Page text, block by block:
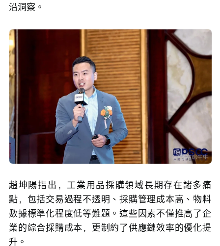
沿洞察。
趙坤陽指出，工業用品採購領域長期存在諸多痛
點，包括交易過程不透明、採購管理成本高、物料
數據標準化程度低等難題。這些因素不僅推高了企
業的綜合採購成本，更制約了供應鏈效率的優化提
升。